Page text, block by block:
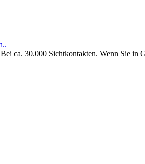
ca. 30.000 Sichtkontakten. Wenn Sie